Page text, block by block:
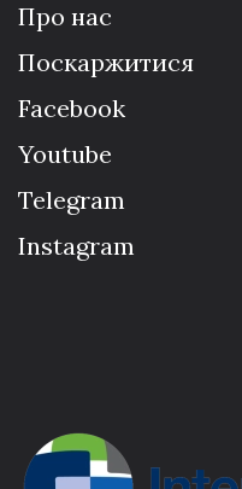
Про нас
Поскаржитися
Facebook
Youtube
Telegram
Instagram